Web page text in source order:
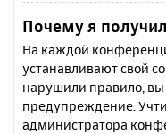
Почему я
На каждой
устанавливают свой
нарушили правило,
предупреждение.
администратора